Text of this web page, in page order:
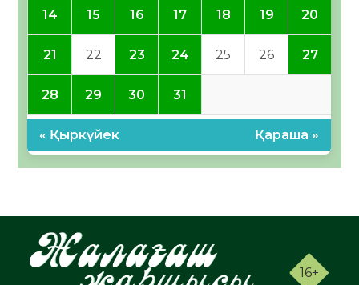
14 15 16 17 18 19 20
21 22 23 24 25 26 27
28 29 30 31
« Қыркүйек Қараша »
16+